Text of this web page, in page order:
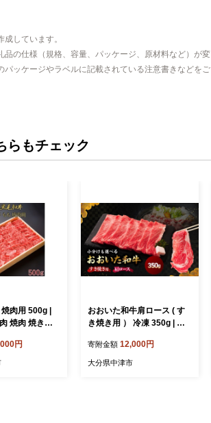
しています。
の仕様（規格、容量、パッケージ、原材料など）が変
ッケージやラベルに記載されている注意書きなどをご
らもチェック
肉用 500g |
焼肉 焼き肉
牛 国産牛 国
凍 送料無料
円
おおいた和牛肩ロース ( す
き焼き用 ） 冷凍 350g | 豊
く 牛肉 牛 すき焼 すき焼き
すきやき 肩ロース ロース
寄附金額 12,000円
大分県中津市